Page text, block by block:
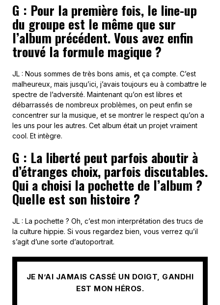
G : Pour la première fois, le line-up
du groupe est le même que sur
l’album précédent. Vous avez enfin
trouvé la formule magique ?
JL : Nous sommes de très bons amis, et ça compte. C’est
malheureux, mais jusqu’ici, j’avais toujours eu à combattre le
spectre de l’adversité. Maintenant qu’on est libres et
débarrassés de nombreux problèmes, on peut enfin se
concentrer sur la musique, et se montrer le respect qu’on a
les uns pour les autres. Cet album était un projet vraiment
cool. Et intègre.
G : La liberté peut parfois aboutir à
d’étranges choix, parfois discutables.
Qui a choisi la pochette de l’album ?
Quelle est son histoire ?
JL : La pochette ? Oh, c’est mon interprétation des trucs de
la culture hippie. Si vous regardez bien, vous verrez qu’il
s’agit d’une sorte d’autoportrait.
JE N’AI JAMAIS CASSÉ UN DOIGT, GANDHI
EST MON HÉROS.